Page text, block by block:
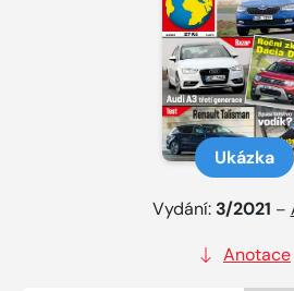
Ukázka
Vydání: 3/2021 –
Anotace